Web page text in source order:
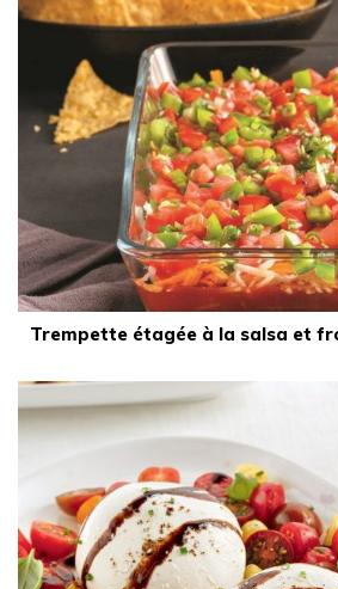
Trempette étagée à la salsa et